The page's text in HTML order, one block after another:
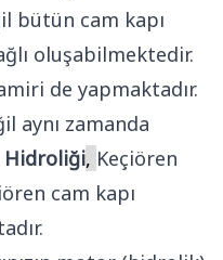
bütün cam kapı
oluşabilmektedir.
de yapmaktadır.
aynı zamanda
Hidroliği, Keçiören
cam kapı